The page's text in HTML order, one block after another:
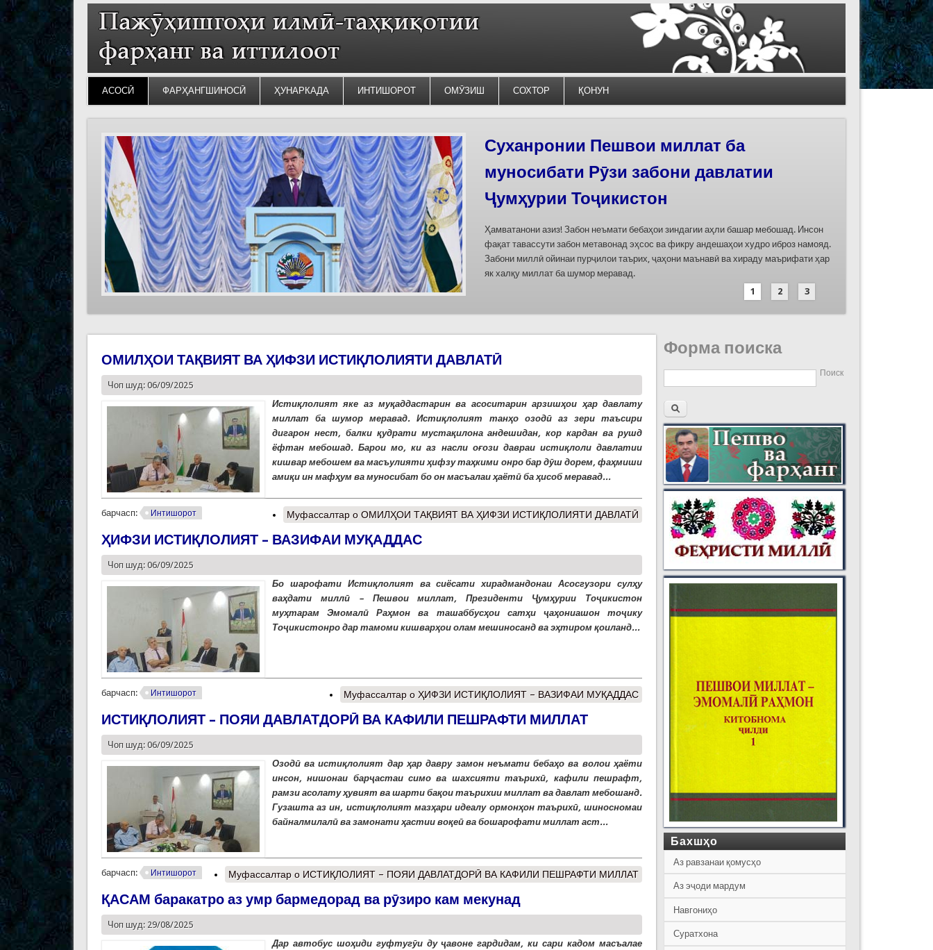
АСОСӢ ФАРҲАНГШИНОСӢ ҲУНАРКАДА ИНТИШОРОТ ОМӮЗИШ СОХТОР ҚОНУН
Суханронии Пешвои миллат ба
муносибати Рӯзи забони давлатии
Ҷумҳурии Тоҷикистон
Ҳамватанони азиз! Забон неъмати бебаҳои зиндагии аҳли башар мебошад. Инсон
фақат тавассути забон метавонад эҳсос ва фикру андешаҳои худро иброз намояд.
Забони миллӣ ойинаи пурҷилои таърих, ҷаҳони маънавӣ ва хираду маърифати ҳар
як халқу миллат ба шумор меравад.
1
2 3
ОМИЛҲОИ ТАҚВИЯТ ВА ҲИФЗИ ИСТИҚЛОЛИЯТИ ДАВЛАТӢ
Чоп шуд: 06/09/2025
Истиқлолият яке аз муқаддастарин ва асоситарин арзишҳои ҳар давлату
миллат ба шумор меравад. Истиқлолият танҳо озодӣ аз зери таъсири
дигарон нест, балки қудрати мустақилона андешидан, кор кардан ва рушд
ёфтан мебошад. Барои мо, ки аз насли оғози давраи истиқлоли давлатии
кишвар мебошем ва масъулияти ҳифзу таҳкими онро бар дӯш дорем, фаҳмиши
амиқи ин мафҳум ва муносибат бо он масъалаи ҳаётӣ ба ҳисоб меравад...
барчасп: Интишорот Муфассалтар о ОМИЛҲОИ ТАҚВИЯТ ВА ҲИФЗИ ИСТИҚЛОЛИЯТИ ДАВЛАТӢ
ҲИФЗИ ИСТИҚЛОЛИЯТ – ВАЗИФАИ МУҚАДДАС
Чоп шуд: 06/09/2025
Бо шарофати Истиқлолият ва сиёсати хирадмандонаи Асосгузори сулҳу
ваҳдати миллӣ – Пешвои миллат, Президенти Ҷумҳурии Тоҷикистон
муҳтарам Эмомалӣ Раҳмон ва ташаббусҳои сатҳи ҷаҳониашон тоҷику
Тоҷикистонро дар тамоми кишварҳои олам мешиносанд ва эҳтиром қоиланд...
барчасп: Интишорот Муфассалтар о ҲИФЗИ ИСТИҚЛОЛИЯТ – ВАЗИФАИ МУҚАДДАС
ИСТИҚЛОЛИЯТ – ПОЯИ ДАВЛАТДОРӢ ВА КАФИЛИ ПЕШРАФТИ МИЛЛАТ
Чоп шуд: 06/09/2025
Озодӣ ва истиқлолият дар ҳар давру замон неъмати бебаҳо ва волои ҳаёти
инсон, нишонаи барҷастаи симо ва шахсияти таърихӣ, кафили пешрафт,
рамзи асолату ҳувият ва шарти бақои таърихии миллат ва давлат мебошанд.
Гузашта аз ин, истиқлолият мазҳари идеалу ормонҳон таърихӣ, шиносномаи
байналмилалӣ ва замонати ҳастии воқеӣ ва бошарофати миллат аст...
барчасп: Интишорот Муфассалтар о ИСТИҚЛОЛИЯТ – ПОЯИ ДАВЛАТДОРӢ ВА КАФИЛИ ПЕШРАФТИ МИЛЛАТ
ҚАСАМ баракатро аз умр бармедорад ва рӯзиро кам мекунад
Чоп шуд: 29/08/2025
Дар автобус шоҳиди гуфтугӯи ду ҷавоне гардидам, ки сари кадом масъалае
Форма поиска
Поиск
Бахшҳо
Аз равзанаи қомусҳо
Аз эҷоди мардум
Навгониҳо
Суратхона